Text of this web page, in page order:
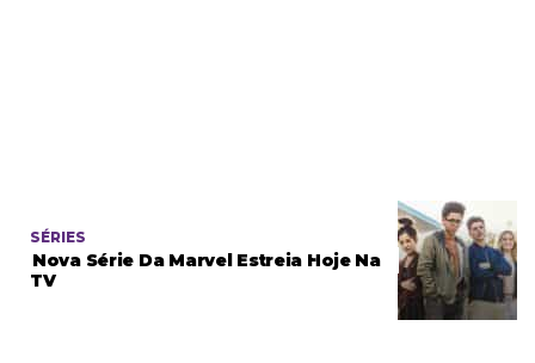
SÉRIES
Nova Série Da Marvel Estreia Hoje Na
TV